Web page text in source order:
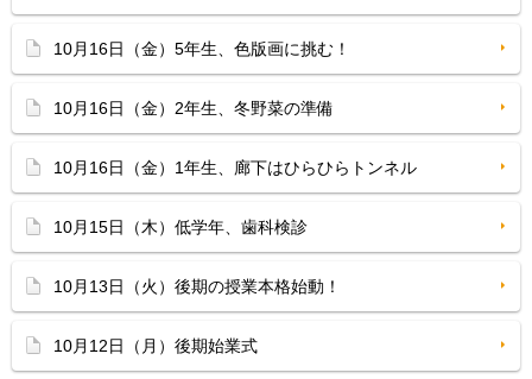
10月16日（金）5年生、色版画に挑む！
10月16日（金）2年生、冬野菜の準備
10月16日（金）1年生、廊下はひらひらトンネル
10月15日（木）低学年、歯科検診
10月13日（火）後期の授業本格始動！
10月12日（月）後期始業式